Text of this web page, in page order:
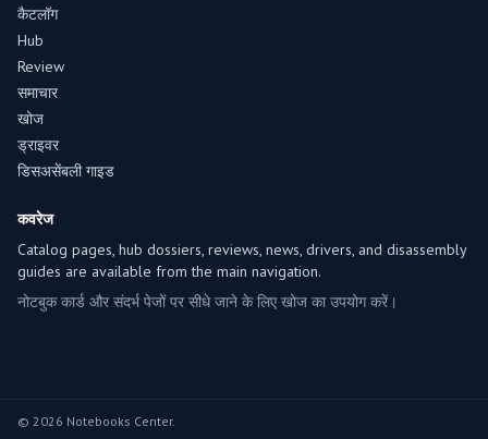
कैटलॉग
Hub
Review
समाचार
खोज
ड्राइवर
डिसअसेंबली गाइड
कवरेज
Catalog pages, hub dossiers, reviews, news, drivers, and disassembly
guides are available from the main navigation.
नोटबुक कार्ड और संदर्भ पेजों पर सीधे जाने के लिए खोज का उपयोग करें।
© 2026 Notebooks Center.